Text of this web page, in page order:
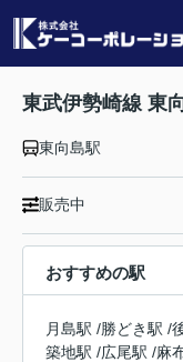
東武伊勢崎線 東
東向島駅
販売中
おすすめの駅
月島駅 /勝どき駅 /
築地駅 /広尾駅 /麻